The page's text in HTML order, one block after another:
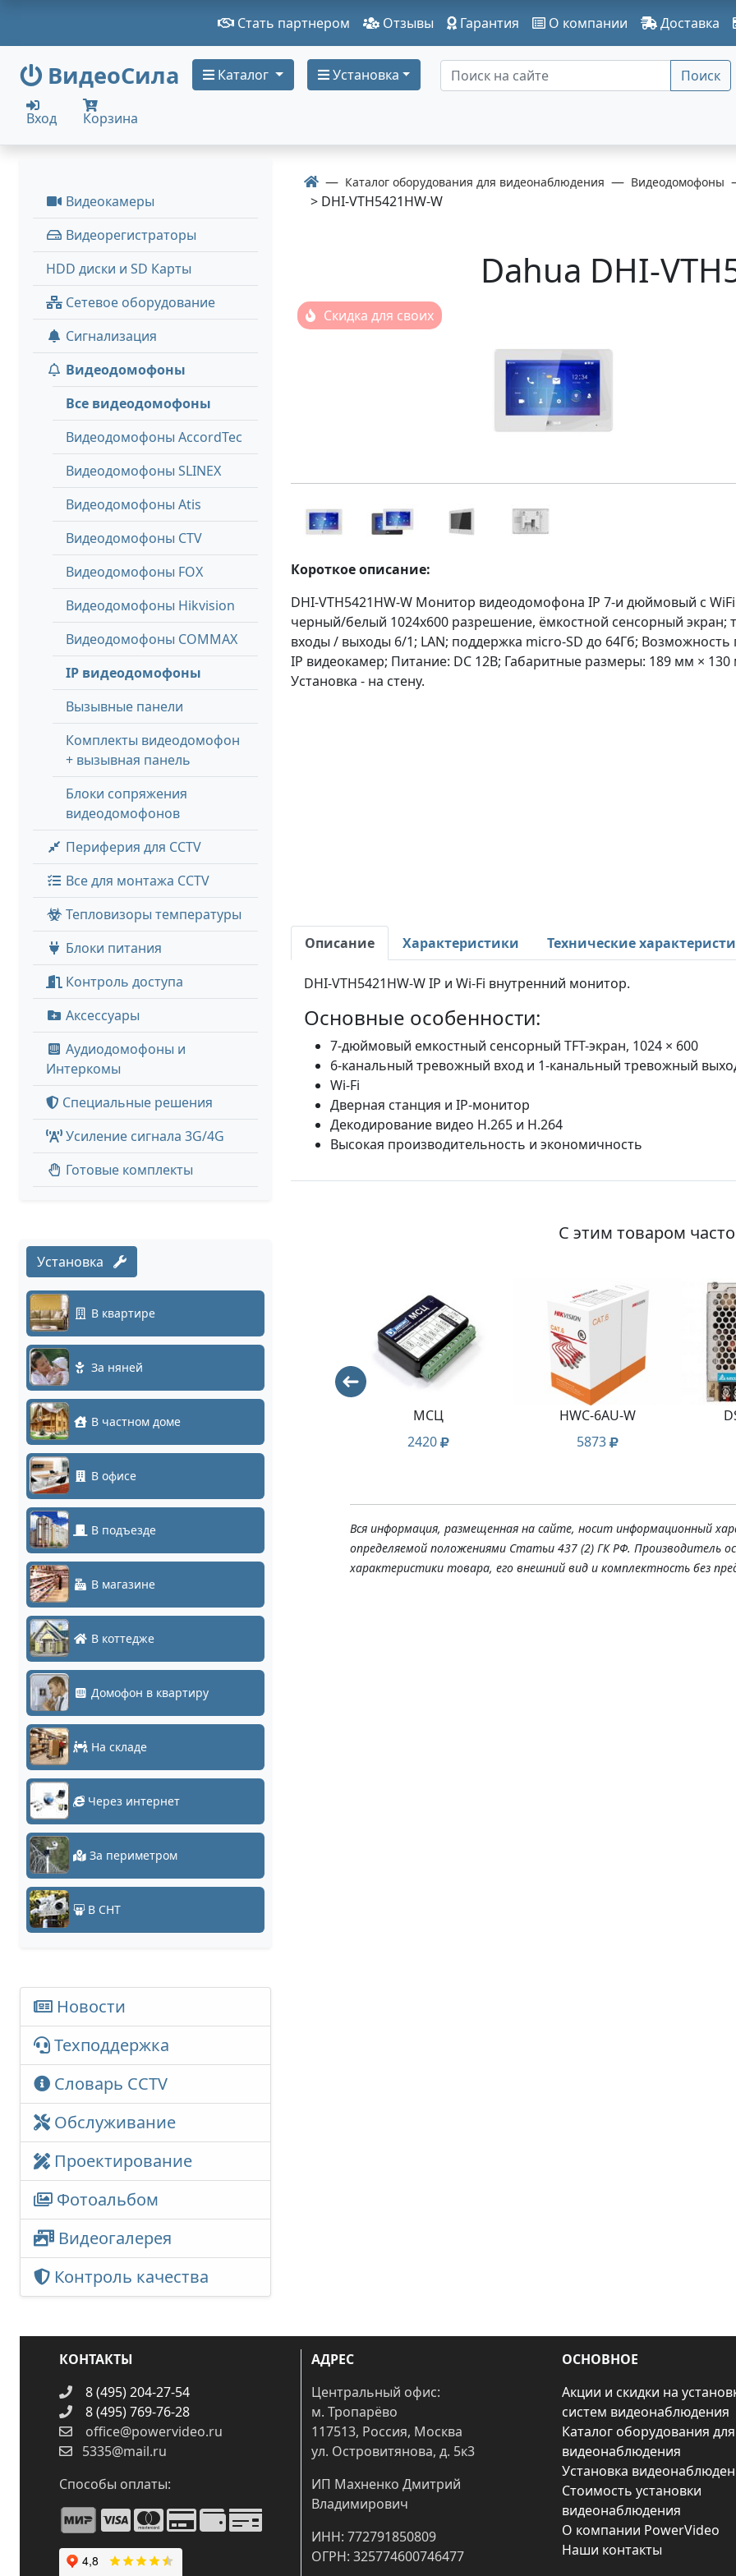
Стать партнером Отзывы Гарантия О компании Доставка
ВидеоСила Каталог Установка Поиск
Вход Корзина
Видеокамеры
Видеорегистраторы
HDD диски и SD Карты
Сетевое оборудование
Сигнализация
Видеодомофоны
Все видеодомофоны
Видеодомофоны AccordTec
Видеодомофоны SLINEX
Видеодомофоны Atis
Видеодомофоны CTV
Видеодомофоны FOX
Видеодомофоны Hikvision
Видеодомофоны COMMAX
IP видеодомофоны
Вызывные панели
Комплекты видеодомофон
+ вызывная панель
Блоки сопряжения
видеодомофонов
Периферия для CCTV
Все для монтажа CCTV
Тепловизоры температуры
Блоки питания
Контроль доступа
Аксессуары
Аудиодомофоны и
Интеркомы
Специальные решения
Усиление сигнала 3G/4G
Готовые комплекты
Установка
В квартире
За няней
В частном доме
В офисе
В подъезде
В магазине
В коттедже
Домофон в квартиру
На складе
Через интернет
За периметром
В СНТ
Новости
Техподдержка
Словарь CCTV
Обслуживание
Проектирование
Фотоальбом
Видеогалерея
Контроль качества
Каталог оборудования для видеонаблюдения Видеодомофоны
> DHI-VTH5421HW-W
Dahua DHI-
Скидка для своих
Короткое описание:
DHI-VTH5421HW-W Монитор видеодомофона IP 7-и дюймовый с WiFi
черный/белый 1024x600 разрешение, ёмкостной сенсорный экран;
входы / выходы 6/1; LAN; поддержка micro-SD до 64Гб; Возможность
IP видеокамер; Питание: DC 12В; Габаритные размеры: 189 мм ×
Установка - на стену.
Описание Характеристики Технические
DHI-VTH5421HW-W IP и Wi-Fi внутренний монитор.
Основные особенности:
7-дюймовый емкостный сенсорный TFT-экран, 1024 × 600
6-канальный тревожный вход и 1-канальный тревожный
Wi-Fi
Дверная станция и IP-монитор
Декодирование видео H.265 и H.264
Высокая производительность и экономичность
С этим товаром
Exit-W
808
2627
МСЦ
2420
HWC-6AU-W
5873
Вся информация, размещенная на сайте, носит информационный
определяемой положениями Статьи 437 (2) ГК РФ. Производитель
характеристики товара, его внешний вид и комплектность без
КОНТАКТЫ
8 (495) 204-27-54
8 (495) 769-76-28
office@powervideo.ru
5335@mail.ru
Способы оплаты:
АДРЕС
Центральный офис:
м. Тропарёво
117513, Россия, Москва
ул. Островитянова, д. 5к3
ИП Махненко Дмитрий
Владимирович
ИНН: 772791850809
ОГРН: 325774600746477
ОСНОВНОЕ
Акции и скидки на
систем видеонаблюдения
Каталог оборудования для
видеонаблюдения
Установка
Стоимость установки
видеонаблюдения
О компании PowerVideo
Наши контакты